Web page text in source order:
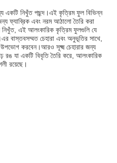
একটি নিখুঁত পছন্দ।এই কৃত্রিম ফুল বিভিন্ন
ফ্যাব্রিক এবং নরম আঠালো তৈরি করা
নিখুঁত, এই আলংকারিক কৃত্রিম ফুলগুলি যে
বাস্তবসম্মত চেহারা এবং অনুভূতির সাথে,
করবেন।আরও সূক্ষ্ম চেহারার জন্য
রঙ যা একটি বিবৃতি তৈরি করে, আলংকারিক
রয়েছে।